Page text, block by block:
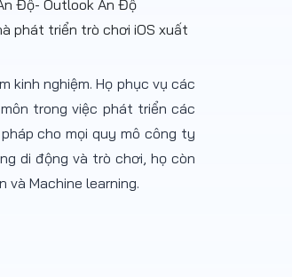
phát triển trò chơi iOS xuất
kinh nghiệm. Họ phục vụ các
môn trong việc phát triển các
cho mọi quy mô công ty
di động và trò chơi, họ còn
và Machine learning.